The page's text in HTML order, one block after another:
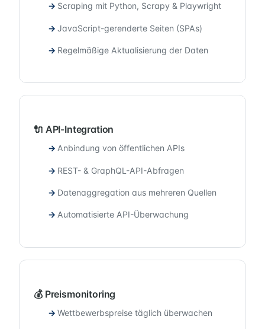
Scraping mit Python, Scrapy & Playwright
JavaScript-gerenderte Seiten (SPAs)
Regelmäßige Aktualisierung der Daten
🔌 API-Integration
Anbindung von öffentlichen APIs
REST- & GraphQL-API-Abfragen
Datenaggregation aus mehreren Quellen
Automatisierte API-Überwachung
💰 Preismonitoring
Wettbewerbspreise täglich überwachen